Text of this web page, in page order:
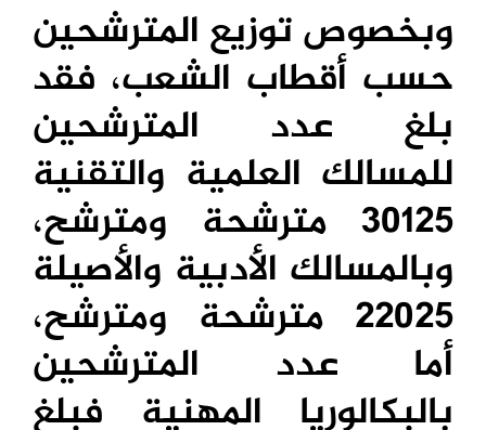
وبخصوص توزيع المترشحين
حسب أقطاب الشعب، فقد
بلغ عدد المترشحين
للمسالك العلمية والتقنية
30125 مترشحة ومترشح،
وبالمسالك الأدبية والأصيلة
22025 مترشحة ومترشح،
أما عدد المترشحين
بالبكالوريا المهنية فبلغ